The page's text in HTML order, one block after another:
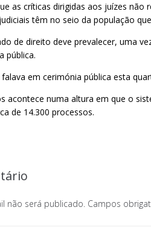
as críticas dirigidas aos juízes
têm no seio da população
de direito deve prevalecer, uma
pública.
em cerimónia pública esta
acontece numa altura em que o
de 14.300 processos.
não será publicado. Campos